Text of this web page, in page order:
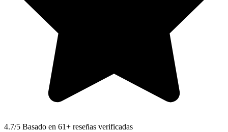
4.7/5 Basado en 61+ reseñas verificadas